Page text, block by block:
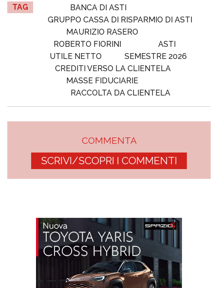
TAG
BANCA DI ASTI
GRUPPO CASSA DI RISPARMIO DI ASTI
MAURIZIO RASERO
ROBERTO FIORINI
ASTI
UTILE NETTO
SEMESTRE 2026
CREDITI VERSO LA CLIENTELA
MASSE FIDUCIARIE
RACCOLTA DA CLIENTELA
COMMENTA
SCRIVI/SCOPRI I COMMENTI